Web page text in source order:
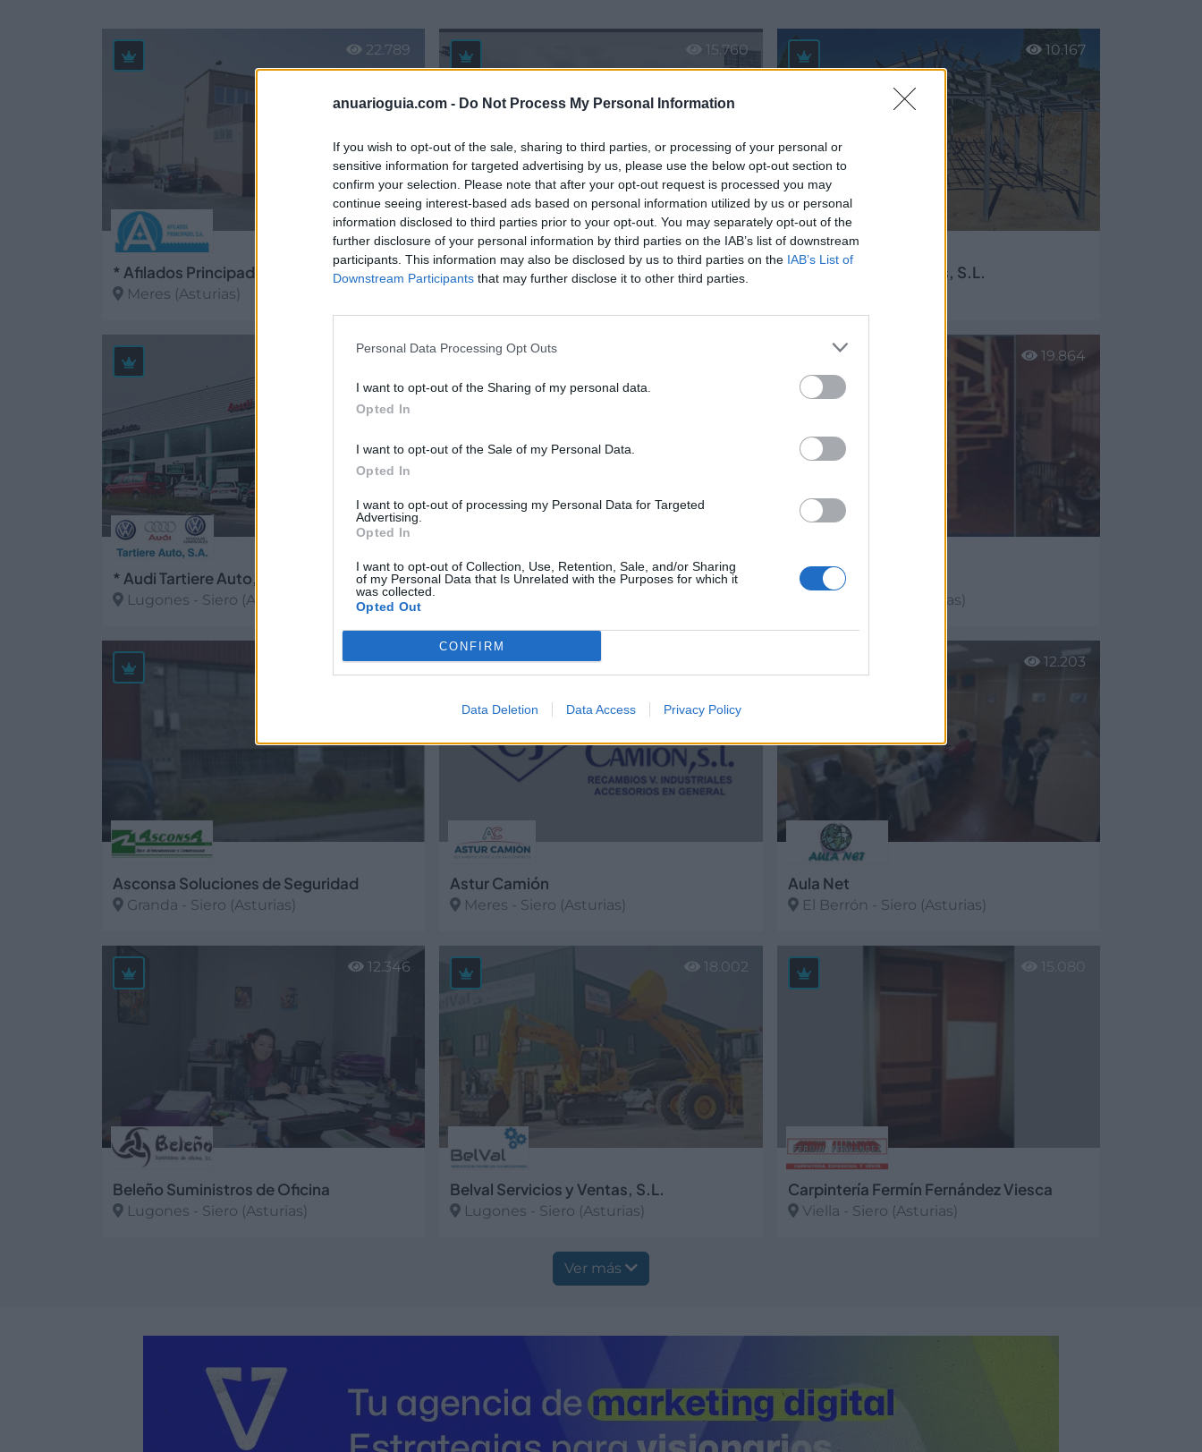
anuarioguia.com - Do Not Process My Personal Information
If you wish to opt-out of the sale, sharing to third parties, or processing of your personal or
sensitive information for targeted advertising by us, please use the below opt-out section to
confirm your selection. Please note that after your opt-out request is processed you may
continue seeing interest-based ads based on personal information utilized by us or personal
information disclosed to third parties prior to your opt-out. You may separately opt-out of the
further disclosure of your personal information by third parties on the IAB’s list of downstream
participants. This information may also be disclosed by us to third parties on the IAB’s List of
Downstream Participants that may further disclose it to other third parties.
Personal Data Processing Opt Outs
I want to opt-out of the Sharing of my personal data.
Opted In
I want to opt-out of the Sale of my Personal Data.
Opted In
I want to opt-out of processing my Personal Data for Targeted
Advertising.
Opted In
I want to opt-out of Collection, Use, Retention, Sale, and/or Sharing
of my Personal Data that Is Unrelated with the Purposes for which it
was collected.
Opted Out
CONFIRM
Data Deletion Data Access Privacy Policy
* Afilados Principado, S.A.
Meres (Asturias)
22.789
* Agencia de Transportes Asturvalcar, S.L.U.
15.760
* ASCOMI Estructuras, S.L.
10.167
* Audi Tartiere Auto, S.L. LUGONES
Lugones - Siero (Asturias)
2585
* Metalasa Metales y Laminados de Hierro, S.A.
Ver más
Alfort
Bobes - Siero (Asturias)
Ver más
19.864
Asconsa Soluciones de Seguridad
Granda - Siero (Asturias)
Ver más
27.752
Astur Camión
Meres - Siero (Asturias)
Ver más
Aula Net
El Berrón - Siero (Asturias)
12.203
Beleño Suministros de Oficina
Lugones - Siero (Asturias)
12.346
Belval Servicios y Ventas, S.L.
Lugones - Siero (Asturias)
18.002
Carpintería Fermín Fernández Viesca
Viella - Siero (Asturias)
Ver más